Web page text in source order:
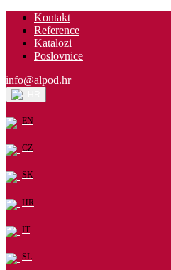
Kontakt
Reference
Katalozi
Poslovnice
info@alpod.hr
EN
CZ
SK
HR
IT
SL